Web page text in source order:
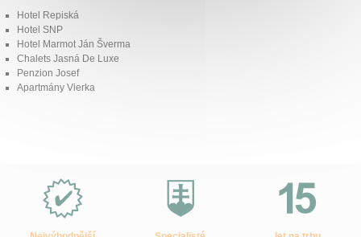
Hotel Repiská
Hotel SNP
Hotel Marmot Ján Šverma
Chalets Jasná De Luxe
Penzion Josef
Apartmány Vierka
Slovensko.cz?